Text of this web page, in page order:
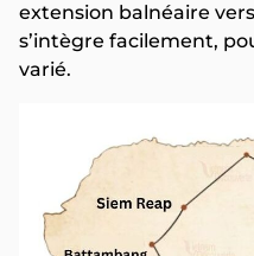
extension balnéaire
s’intègre facilement,
varié.